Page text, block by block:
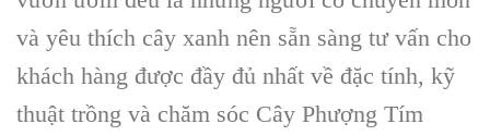
và yêu thích cây xanh nên sẵn sàng tư vấn cho
khách hàng được đầy đủ nhất về đặc tính, kỹ
thuật trồng và chăm sóc Cây Phượng Tím